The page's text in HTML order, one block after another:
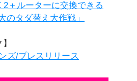
2＋ルーターに交換できる
のタダ替え大作戦」
ズ/プレスリリース